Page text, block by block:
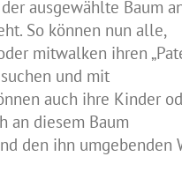
ausgewählte Baum
So können nun alle,
mitwalken ihren
und mit
auch ihre Kinder
an diesem Baum
den ihn umgebenden